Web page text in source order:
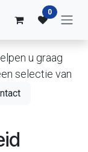
0
u graag
selectie van